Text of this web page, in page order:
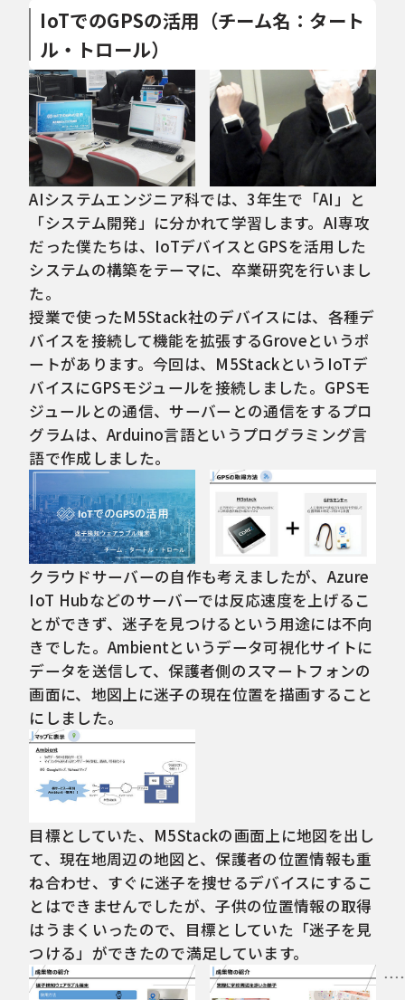
IoTでのGPSの活用（チーム名：タート
ル・トロール）
AIシステムエンジニア科では、3年生で「AI」と
「システム開発」に分かれて学習します。AI専攻
だった僕たちは、IoTデバイスとGPSを活用した
システムの構築をテーマに、卒業研究を行いまし
た。
授業で使ったM5Stack社のデバイスには、各種デ
バイスを接続して機能を拡張するGroveというポ
ートがあります。今回は、M5StackというIoTデ
バイスにGPSモジュールを接続しました。GPSモ
ジュールとの通信、サーバーとの通信をするプロ
グラムは、Arduino言語というプログラミング言
語で作成しました。
クラウドサーバーの自作も考えましたが、Azure
IoT Hubなどのサーバーでは反応速度を上げるこ
とができず、迷子を見つけるという用途には不向
きでした。Ambientというデータ可視化サイトに
データを送信して、保護者側のスマートフォンの
画面に、地図上に迷子の現在位置を描画すること
にしました。
目標としていた、M5Stackの画面上に地図を出し
て、現在地周辺の地図と、保護者の位置情報も重
ね合わせ、すぐに迷子を捜せるデバイスにするこ
とはできませんでしたが、子供の位置情報の取得
はうまくいったので、目標としていた「迷子を見
つける」ができたので満足しています。